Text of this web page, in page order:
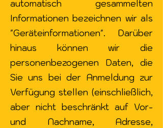
automatisch gesammelten
Informationen bezeichnen wir als
"Geräteinformationen". Darüber
hinaus können wir die
personenbezogenen Daten, die
Sie uns bei der Anmeldung zur
Verfügung stellen (einschließlich,
aber nicht beschränkt auf Vor-
und Nachname, Adresse,